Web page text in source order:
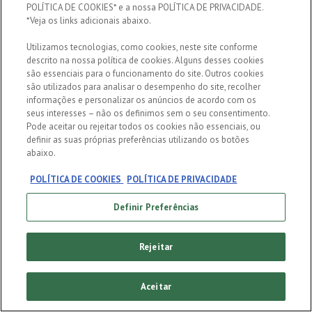
conte quando você
nasceu:
POLÍTICA DE COOKIES* e a nossa POLÍTICA DE PRIVACIDADE.
*Veja os links adicionais abaixo.
Utilizamos tecnologias, como cookies, neste site conforme
descrito na nossa política de cookies. Alguns desses cookies
são essenciais para o funcionamento do site. Outros cookies
são utilizados para analisar o desempenho do site, recolher
informações e personalizar os anúncios de acordo com os
seus interesses – não os definimos sem o seu consentimento.
Pode aceitar ou rejeitar todos os cookies não essenciais, ou
definir as suas próprias preferências utilizando os botões
abaixo.
POLÍTICA DE COOKIES POLÍTICA DE PRIVACIDADE
Definir Preferências
Rejeitar
Aceitar